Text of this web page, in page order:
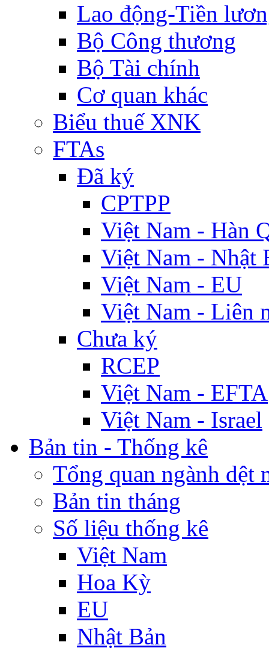
Lao động-Tiền
Bộ Công thương
Bộ Tài chính
Cơ quan khác
Biểu thuế XNK
FTAs
Đã ký
CPTPP
Việt Nam - Hàn
Việt Nam - Nhật
Việt Nam - EU
Việt Nam - Liên
Chưa ký
RCEP
Việt Nam - EFTA
Việt Nam - Israel
Bản tin - Thống kê
Tổng quan ngành dệt
Bản tin tháng
Số liệu thống kê
Việt Nam
Hoa Kỳ
EU
Nhật Bản